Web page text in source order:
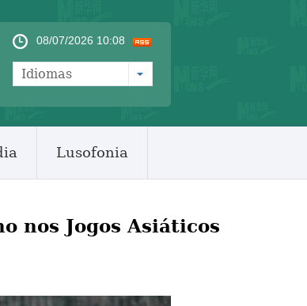
08/07/2026 10:08
Idiomas
Lusofonia
nos Jogos Asiáticos